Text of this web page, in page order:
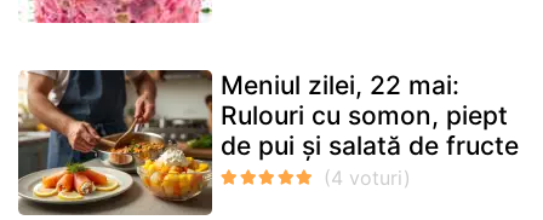
Meniul zilei, 22 mai:
Rulouri cu somon, piept
de pui și salată de fructe